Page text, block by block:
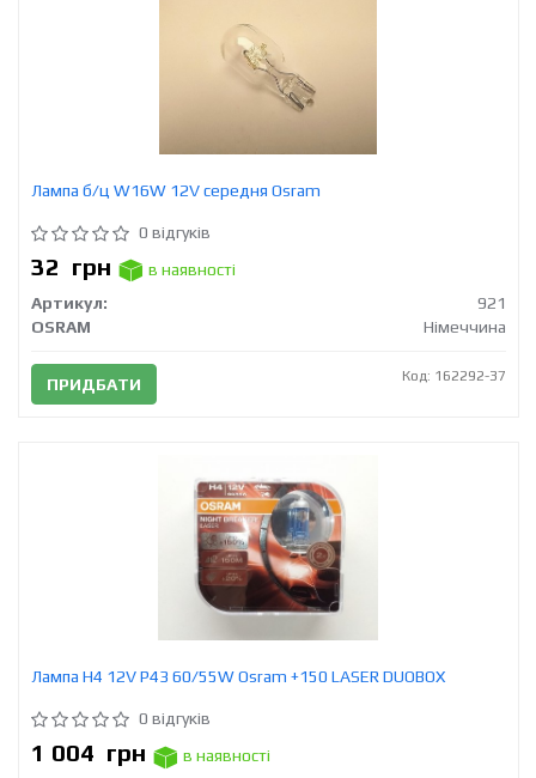
Лампа б/ц W16W 12V середня Osram
0 відгуків
32 грн
в наявності
Артикул:
921
OSRAM
Німеччина
ПРИДБАТИ Код: 162292-37
Лампа H4 12V Р43 60/55W Osram +150 LASER DUOBOX
0 відгуків
1 004 грн
в наявності